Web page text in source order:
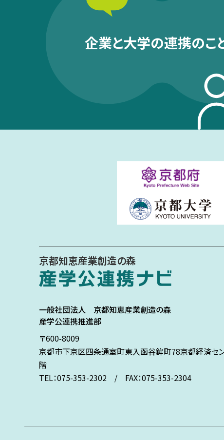
企業と大学の連携のこと
京都知恵産業創造の森
一般社団法人 京都知恵産業創造の森
産学公連携推進部
〒600-8009
京都市下京区四条通室町東入函谷鉾町78京都経済セ
階
TEL：075-353-2302 / FAX：075-353-2304